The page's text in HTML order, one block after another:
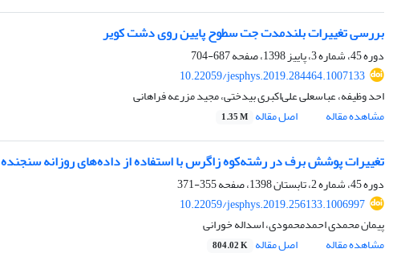
بررسی تغییرات بلند‌مدت جت سطوح پایین روی دشت کویر
دوره 45، شماره 3، پاییز 1398، صفحه
687-704
10.22059/jesphys.2019.284464.1007133
احد وظیفه، عباسعلی علی‌اکبری بیدختی، مجید مزرعه فراهانی
مشاهده مقاله
اصل مقاله 1.35 M
تغییرات پوشش برف در رشته‌کوه زاگرس با استفاده از داده‌های روزانه سنجنده MODIS
دوره 45، شماره 2، تابستان 1398، صفحه
355-371
10.22059/jesphys.2019.256133.1006997
پیمان محمدی احمدمحمودی، اسداله خورانی
مشاهده مقاله
اصل مقاله 804.02 K